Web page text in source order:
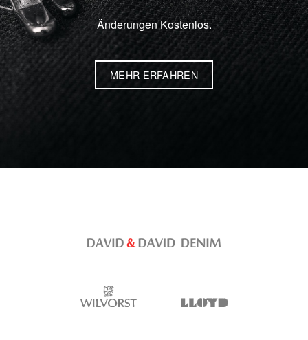
Änderungen Kostenlos.
MEHR ERFAHREN